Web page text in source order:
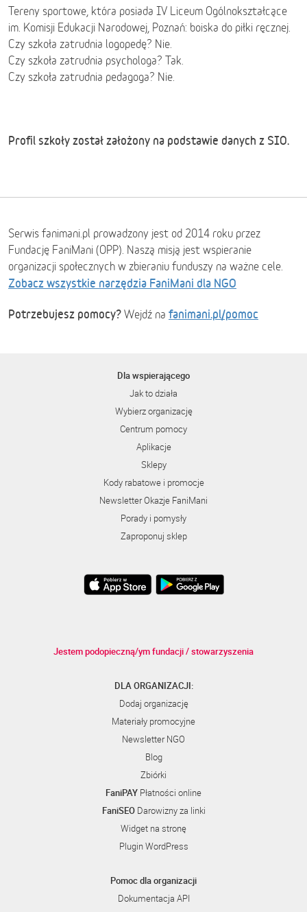
Tereny sportowe, która posiada IV Liceum Ogólnokształcące
im. Komisji Edukacji Narodowej, Poznań: boiska do piłki ręcznej.
Czy szkoła zatrudnia logopedę? Nie.
Czy szkoła zatrudnia psychologa? Tak.
Czy szkoła zatrudnia pedagoga? Nie.
Profil szkoły został założony na podstawie danych z SIO.
Serwis fanimani.pl prowadzony jest od 2014 roku przez
Fundację FaniMani (OPP). Naszą misją jest wspieranie
organizacji społecznych w zbieraniu funduszy na ważne cele.
Zobacz wszystkie narzędzia FaniMani dla NGO
Potrzebujesz pomocy? Wejdź na fanimani.pl/pomoc
Dla wspierającego
Jak to działa
Wybierz organizację
Centrum pomocy
Aplikacje
Sklepy
Kody rabatowe i promocje
Newsletter Okazje FaniMani
Porady i pomysły
Zaproponuj sklep
Jestem podopieczną/ym fundacji / stowarzyszenia
DLA ORGANIZACJI:
Dodaj organizację
Materiały promocyjne
Newsletter NGO
Blog
Zbiórki
FaniPAY Płatności online
FaniSEODarowizny za linki
Widget na stronę
Plugin WordPress
Pomoc dla organizacji
Dokumentacja API